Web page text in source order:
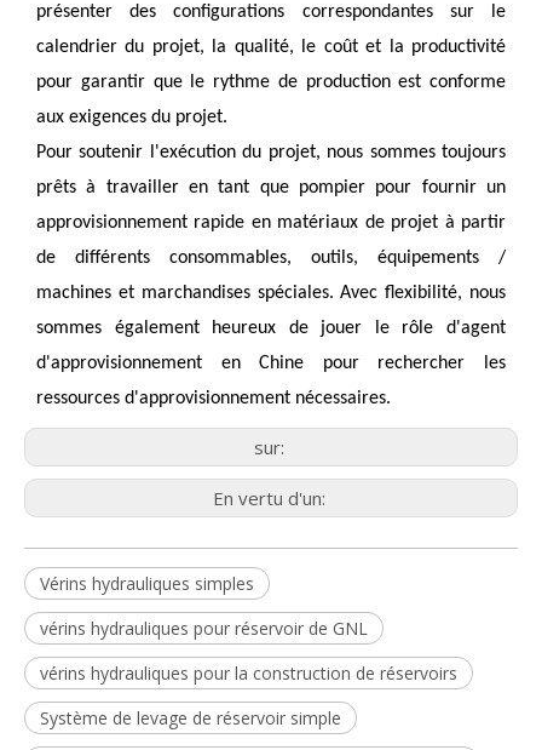
présenter des configurations correspondantes sur le
calendrier du projet, la qualité, le coût et la productivité
pour garantir que le rythme de production est conforme
aux exigences du projet.
Pour soutenir l'exécution du projet, nous sommes toujours
prêts à travailler en tant que pompier pour fournir un
approvisionnement rapide en matériaux de projet à partir
de différents consommables, outils, équipements /
machines et marchandises spéciales. Avec flexibilité, nous
sommes également heureux de jouer le rôle d'agent
d'approvisionnement en Chine pour rechercher les
ressources d'approvisionnement nécessaires.
sur:
En vertu d'un:
Vérins hydrauliques simples
vérins hydrauliques pour réservoir de GNL
vérins hydrauliques pour la construction de réservoirs
Système de levage de réservoir simple